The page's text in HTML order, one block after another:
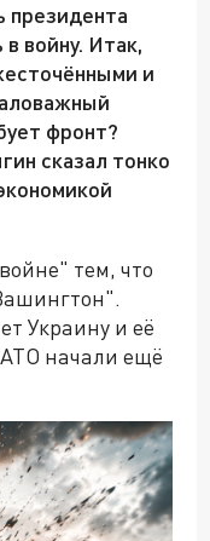
президента
войну. Итак,
и
фронт?
сказал тонко
тем, что
Украину и её
начали ещё